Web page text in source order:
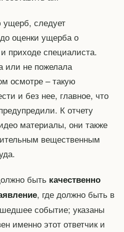
следует
оценки ущерба о
приходе специалиста.
или не пожелала
осмотре – такую
и без нее, главное, что
К отчету
материалы, они также
вещественным
быть качественно
, где должно быть в
событие; указаны
именно этот ответчик и